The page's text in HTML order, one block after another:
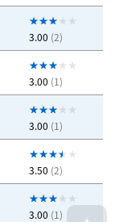
3.00 (2)
3.00 (1)
3.00 (1)
3.50 (2)
3.00 (1)